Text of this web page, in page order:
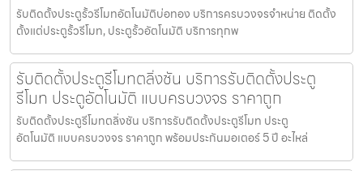
รับติดตั้งประตูรั้วรีโมทอัตโนมัติบ่อทอง บริการครบวงจรจำหน่าย ติดตั้ง
ตั้งแต่ประตูรั้วรีโมท, ประตูรั้วอัตโนมัติ บริการทุกพ
รับติดตั้งประตูรีโมทตลิ่งชัน บริการรับติดตั้งประตู
รีโมท ประตูอัตโนมัติ แบบครบวงจร ราคาถูก
รับติดตั้งประตูรีโมทตลิ่งชัน บริการรับติดตั้งประตูรีโมท ประตู
อัตโนมัติ แบบครบวงจร ราคาถูก พร้อมประกันมอเตอร์ 5 ปี อะไหล่